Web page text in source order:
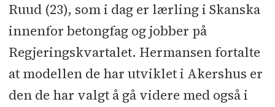
Ruud (23), som i dag er lærling i Skanska
innenfor betongfag og jobber på
Regjeringskvartalet. Hermansen fortalte
at modellen de har utviklet i Akershus er
den de har valgt å gå videre med også i